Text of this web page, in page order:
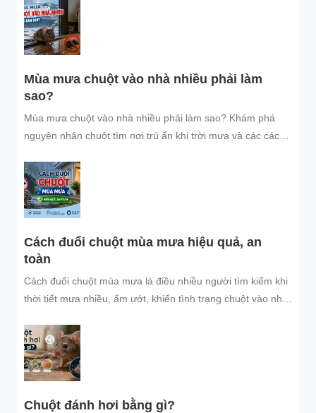
đình và đón năm mới an tâm.
Mùa mưa chuột vào nhà nhiều phải làm
sao?
Mùa mưa chuột vào nhà nhiều phải làm sao? Khám phá
nguyên nhân chuột tìm nơi trú ẩn khi trời mưa và các cách
bảo vệ không gian sống sạch sẽ.
Cách đuổi chuột mùa mưa hiệu quả, an
toàn
Cách đuổi chuột mùa mưa là điều nhiều người tìm kiếm khi
thời tiết mưa nhiều, ẩm ướt, khiến tình trạng chuột vào nhà
Chuột đánh hơi bằng gì?